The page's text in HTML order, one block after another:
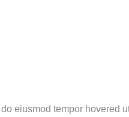
eiusmod tempor hovered